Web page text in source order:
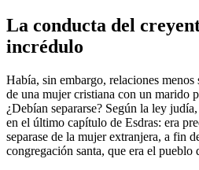
La conducta del
incrédulo
Había, sin embargo, relaciones
de una mujer cristiana con un marido
¿Debían separarse? Según la ley
en el último capítulo de Esdras: era
separase de la mujer extranjera, a fin
congregación santa, que era el pueblo